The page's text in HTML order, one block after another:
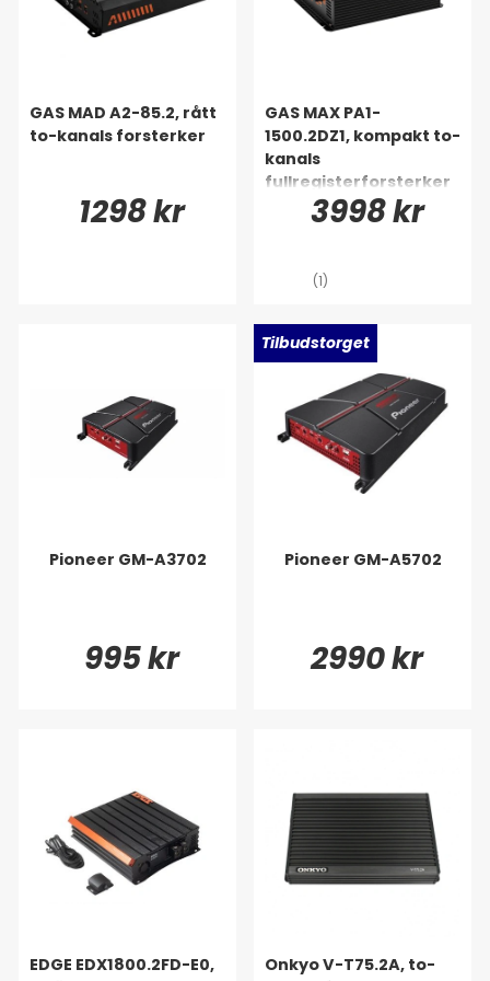
GAS MAD A2-85.2, rått
to-kanals forsterker
1298 kr
GAS MAX PA1-
1500.2DZ1, kompakt to-
kanals
fullregisterforsterker
3998 kr
(1)
Pioneer GM-A3702
995 kr
Tilbudstorget
Pioneer GM-A5702
2990 kr
EDGE EDX1800.2FD-E0,
Onkyo V-T75.2A, to-